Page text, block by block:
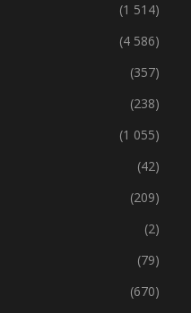
(1 514)
(4 586)
(357)
(238)
(1 055)
(42)
(209)
(2)
(79)
(670)